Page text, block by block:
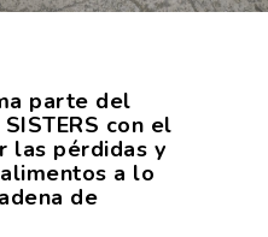
parte del
con el
las pérdidas y
a lo
de